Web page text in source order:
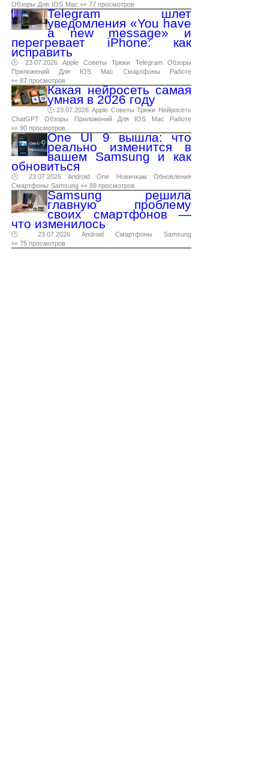
Обзоры Для IOS Mac 👀 77 просмотров
Telegram шлет
уведомления «You have
a new message» и
перегревает iPhone: как
исправить
🕑 23.07.2026 Apple Советы Трюки Telegram
Обзоры
Приложений
Для IOS Mac Смартфоны
Работе
👀 87 просмотров
Какая нейросеть самая
умная в 2026 году
🕑 23.07.2026 Apple Советы Трюки Нейросеть
ChatGPT
Обзоры Приложений Для IOS Mac
Работе
👀 90 просмотров
One UI 9 вышла: что
реально изменится в
вашем Samsung и как
обновиться
🕑 23.07.2026 Android One Новичкам
Обновления
Смартфоны Samsung 👀 88 просмотров
Samsung решила
главную проблему
своих смартфонов —
что изменилось
🕑 23.07.2026 Android Смартфоны
Samsung
👀 75 просмотров